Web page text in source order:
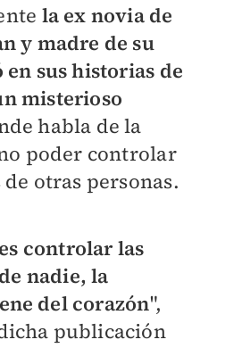
la ex novia de
y madre de su
sus historias de
misterioso
habla de la
poder controlar
otras personas.
controlar las
nadie, la
del corazón",
publicación